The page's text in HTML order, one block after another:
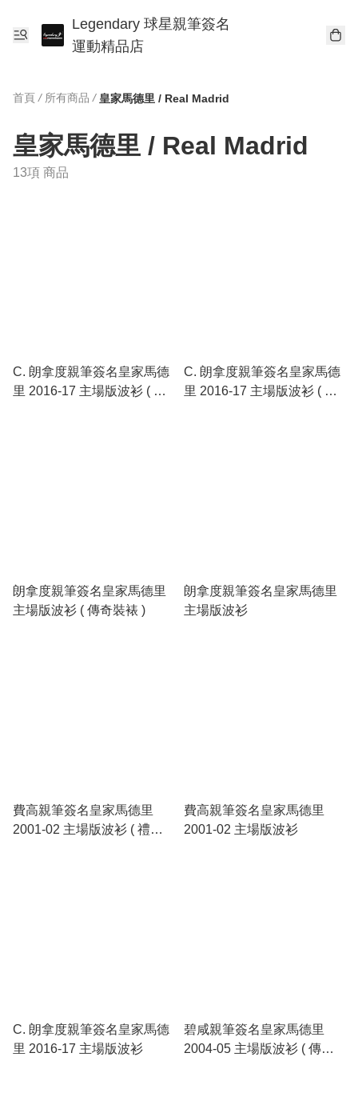
Legendary 球星親筆簽名
運動精品店
首頁 / 所有商品 / 皇家馬德里 / Real Madrid
皇家馬德里 / Real Madrid
13項 商品
C. 朗拿度親筆簽名皇家馬德
里 2016-17 主場版波衫 ( 傳
C. 朗拿度親筆簽名皇家馬德
里 2016-17 主場版波衫 ( 傳
朗拿度親筆簽名皇家馬德里
主場版波衫 ( 傳奇裝裱 )
朗拿度親筆簽名皇家馬德里
主場版波衫
費高親筆簽名皇家馬德里
2001-02 主場版波衫 ( 禮盒
費高親筆簽名皇家馬德里
2001-02 主場版波衫
C. 朗拿度親筆簽名皇家馬德
里 2016-17 主場版波衫
碧咸親筆簽名皇家馬德里
2004-05 主場版波衫 ( 傳奇